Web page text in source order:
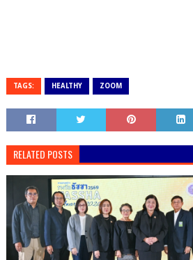
TAGS: HEALTHY ZOOM
RELATED POSTS